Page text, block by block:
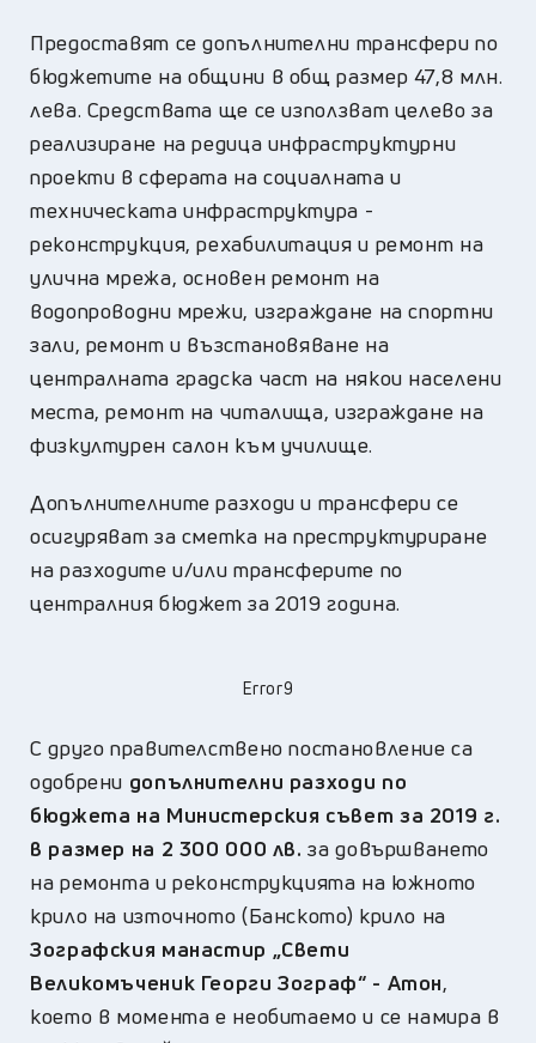
Предоставят се допълнителни трансфери по
бюджетите на общини в общ размер 47,8 млн.
лева. Средствата ще се използват целево за
реализиране на редица инфраструктурни
проекти в сферата на социалната и
техническата инфраструктура -
реконструкция, рехабилитация и ремонт на
улична мрежа, основен ремонт на
водопроводни мрежи, изграждане на спортни
зали, ремонт и възстановяване на
централната градска част на някои населени
места, ремонт на читалища, изграждане на
физкултурен салон към училище.
Допълнителните разходи и трансфери се
осигуряват за сметка на преструктуриране
на разходите и/или трансферите по
централния бюджет за 2019 година.
Error9
С друго правителствено постановление са
одобрени допълнителни разходи по
бюджета на Министерския съвет за 2019 г.
в размер на 2 300 000 лв. за довършването
на ремонта и реконструкцията на южното
крило на източното (Банското) крило на
Зографския манастир „Свети
Великомъченик Георги Зограф“ - Атон,
което в момента е необитаемо и се намира в